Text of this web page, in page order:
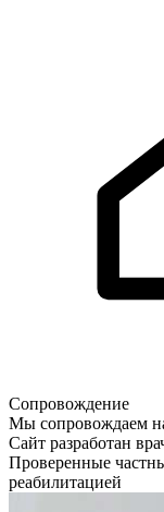
Сопровождение
Мы сопровождаем
Сайт разработан
Проверенные
реабилитацией